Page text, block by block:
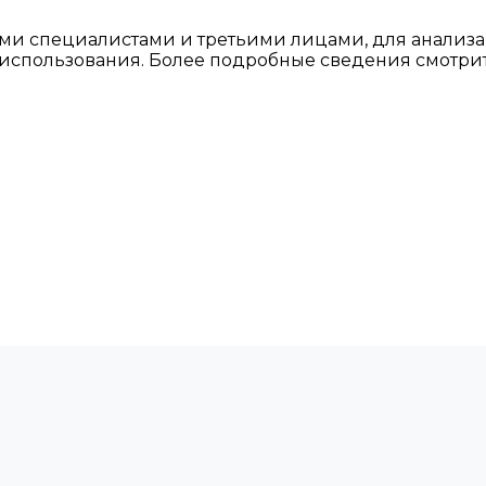
специалистами и третьими лицами, для
Более подробные сведения